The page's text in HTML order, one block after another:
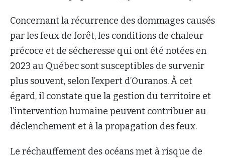
Concernant la récurrence des dommages causés
par les feux de forêt, les conditions de chaleur
précoce et de sécheresse qui ont été notées en
2023 au Québec sont susceptibles de survenir
plus souvent, selon l’expert d’Ouranos. À cet
égard, il constate que la gestion du territoire et
l’intervention humaine peuvent contribuer au
déclenchement et à la propagation des feux.
Le réchauffement des océans met à risque de